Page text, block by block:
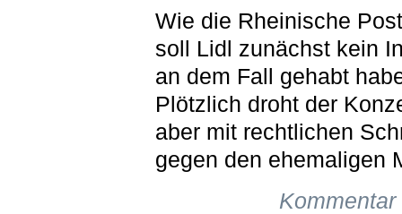
Wie die Rheinische
soll Lidl zunächst kein
an dem Fall gehabt
Plötzlich droht der
aber mit rechtlichen
gegen den ehemaligen